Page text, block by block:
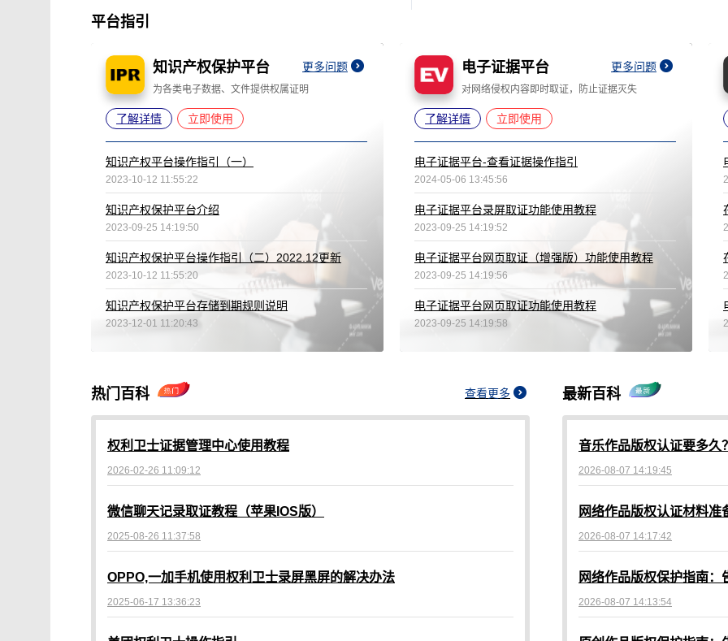
平台指引
知识产权保护平台 更多问题
为各类电子数据、文件提供权属证明
了解详情 立即使用
知识产权平台操作指引（一）
2023-10-12 11:55:22
知识产权保护平台介绍
2023-09-25 14:19:50
知识产权保护平台操作指引（二）2022.12更新
2023-10-12 11:55:20
知识产权保护平台存储到期规则说明
2023-12-01 11:20:43
电子证据平台 更多问题
对网络侵权内容即时取证，防止证据灭失
了解详情 立即使用
电子证据平台-查看证据操作指引
2024-05-06 13:45:56
电子证据平台录屏取证功能使用教程
2023-09-25 14:19:52
电子证据平台网页取证（增强版）功能使用教程
2023-09-25 14:19:56
电子证据平台网页取证功能使用教程
2023-09-25 14:19:58
热门百科 查看更多
权利卫士证据管理中心使用教程
2026-02-26 11:09:12
微信聊天记录取证教程（苹果IOS版）
2025-08-26 11:37:58
OPPO,一加手机使用权利卫士录屏黑屏的解决办法
2025-06-17 13:36:23
最新百科
音乐作品版权认证要多久
2026-08-07 14:19:45
2026-08-07 14:17:42
2026-08-07 14:13:54